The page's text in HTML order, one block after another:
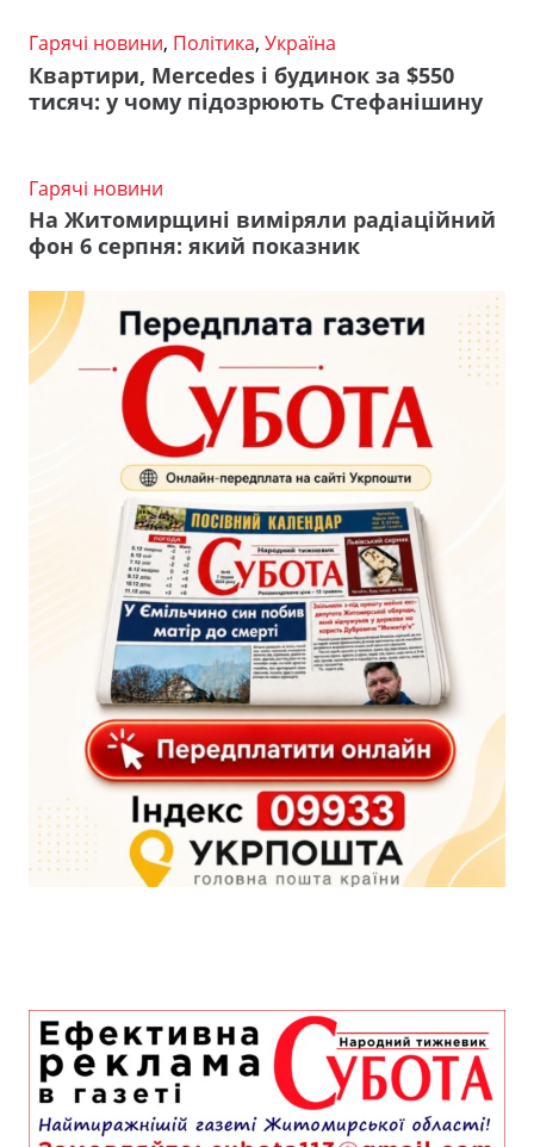
Гарячі новини, Політика, Україна
Квартири, Mercedes і будинок за $550
тисяч: у чому підозрюють Стефанішину
Гарячі новини
На Житомирщині виміряли радіаційний
фон 6 серпня: який показник